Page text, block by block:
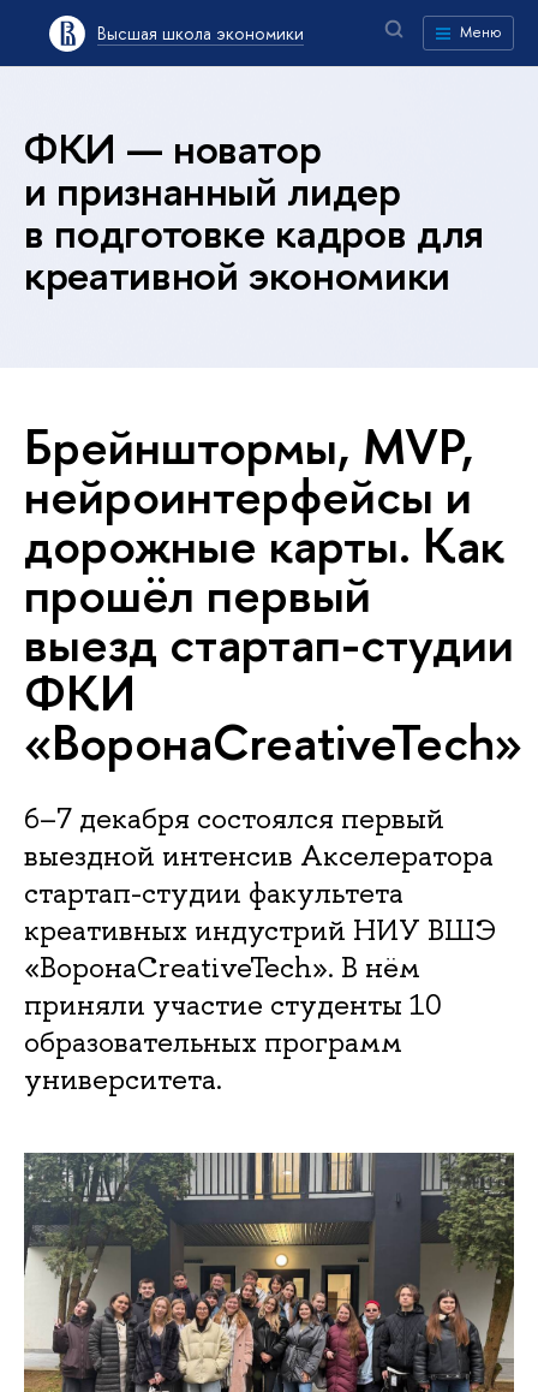
Высшая школа экономики Меню
ФКИ — новатор
и признанный лидер
в подготовке кадров для
креативной экономики
Брейнштормы, MVP,
нейроинтерфейсы и
дорожные карты. Как
прошёл первый
выезд стартап-студии
ФКИ
«ВоронаCreativeTech»
6–7 декабря состоялся первый
выездной интенсив Акселератора
стартап-студии факультета
креативных индустрий НИУ ВШЭ
«ВоронаCreativeTech». В нём
приняли участие студенты 10
образовательных программ
университета.